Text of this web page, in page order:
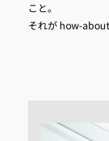
こと。
それが how-about